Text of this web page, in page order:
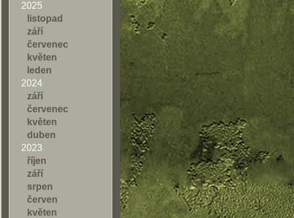
2025
listopad
září
červenec
květen
leden
2024
září
červenec
květen
duben
2023
říjen
září
srpen
červen
květen